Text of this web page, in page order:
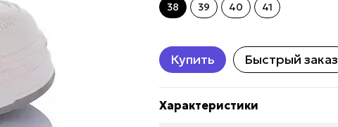
38 39 40 41
Купить Быстрый заказ
Характеристики